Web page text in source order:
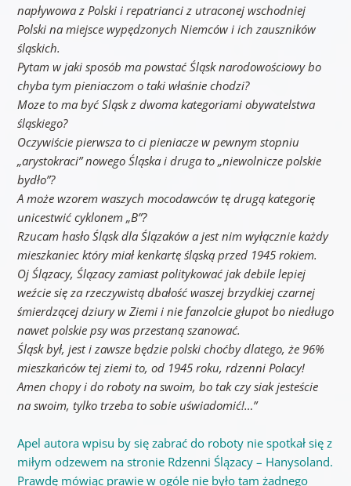
napływowa z Polski i repatrianci z utraconej wschodniej
Polski na miejsce wypędzonych Niemców i ich zauszników
śląskich.
Pytam w jaki sposób ma powstać Śląsk narodowościowy bo
chyba tym pieniaczom o taki właśnie chodzi?
Moze to ma być Sląsk z dwoma kategoriami obywatelstwa
śląskiego?
Oczywiście pierwsza to ci pieniacze w pewnym stopniu
„arystokraci” nowego Śląska i druga to „niewolnicze polskie
bydło”?
A może wzorem waszych mocodawców tę drugą kategorię
unicestwić cyklonem „B”?
Rzucam hasło Śląsk dla Ślązaków a jest nim wyłącznie każdy
mieszkaniec który miał kenkartę śląską przed 1945 rokiem.
Oj Ślązacy, Ślązacy zamiast politykować jak debile lepiej
weźcie się za rzeczywistą dbałość waszej brzydkiej czarnej
śmierdzącej dziury w Ziemi i nie fanzolcie głupot bo niedługo
nawet polskie psy was przestaną szanować.
Śląsk był, jest i zawsze będzie polski choćby dlatego, że 96%
mieszkańców tej ziemi to, od 1945 roku, rdzenni Polacy!
Amen chopy i do roboty na swoim, bo tak czy siak jesteście
na swoim, tylko trzeba to sobie uświadomić!…”
Apel autora wpisu by się zabrać do roboty nie spotkał się z
miłym odzewem na stronie Rdzenni Ślązacy – Hanysoland.
Prawdę mówiąc prawie w ogóle nie było tam żadnego